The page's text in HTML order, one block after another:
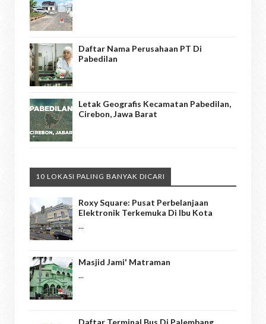
Daftar Nama Perusahaan PT Di
Pabedilan
Letak Geografis Kecamatan Pabedilan,
Cirebon, Jawa Barat
10 LOKASI PALING BANYAK DICARI
Roxy Square: Pusat Perbelanjaan
Elektronik Terkemuka Di Ibu Kota
...
Masjid Jami' Matraman
...
Daftar Terminal Bus Di Palembang,